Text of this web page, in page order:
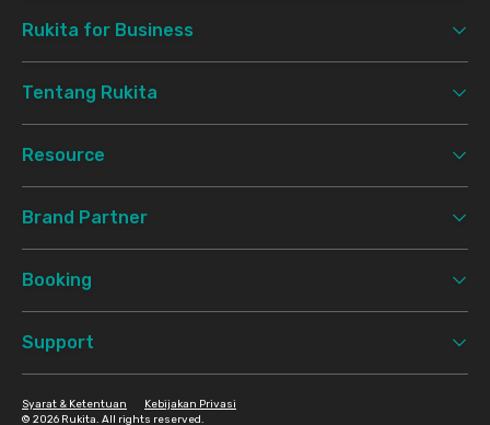
Rukita for Business
Tentang Rukita
Resource
Brand Partner
Booking
Support
© 2026 Rukita. All rights reserved.
Syarat & Ketentuan Kebijakan Privasi